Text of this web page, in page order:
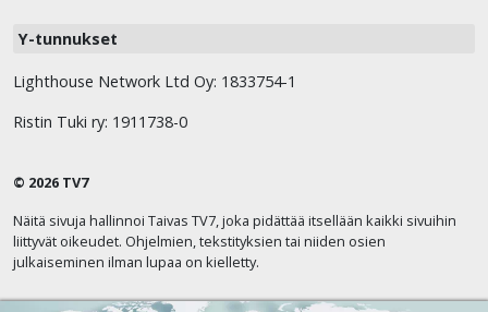
Y-tunnukset
Lighthouse Network Ltd Oy: 1833754-1
Ristin Tuki ry: 1911738-0
© 2026 TV7
Näitä sivuja hallinnoi Taivas TV7, joka pidättää itsellään kaikki sivuihin
liittyvät oikeudet. Ohjelmien, tekstityksien tai niiden osien
julkaiseminen ilman lupaa on kielletty.